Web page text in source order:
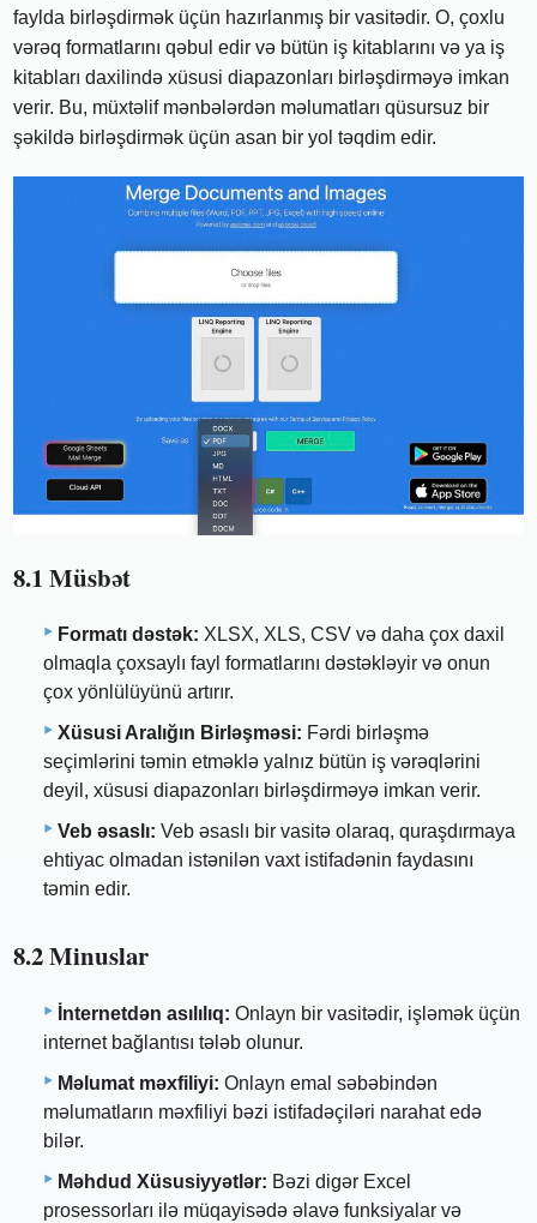
faylda birləşdirmək üçün hazırlanmış bir vasitədir. O, çoxlu
vərəq formatlarını qəbul edir və bütün iş kitablarını və ya iş
kitabları daxilində xüsusi diapazonları birləşdirməyə imkan
verir. Bu, müxtəlif mənbələrdən məlumatları qüsursuz bir
şəkildə birləşdirmək üçün asan bir yol təqdim edir.
8.1 Müsbət
Formatı dəstək: XLSX, XLS, CSV və daha çox daxil
olmaqla çoxsaylı fayl formatlarını dəstəkləyir və onun
çox yönlülüyünü artırır.
Xüsusi Aralığın Birləşməsi: Fərdi birləşmə
seçimlərini təmin etməklə yalnız bütün iş vərəqlərini
deyil, xüsusi diapazonları birləşdirməyə imkan verir.
Veb əsaslı: Veb əsaslı bir vasitə olaraq, quraşdırmaya
ehtiyac olmadan istənilən vaxt istifadənin faydasını
təmin edir.
8.2 Minuslar
İnternetdən asılılıq: Onlayn bir vasitədir, işləmək üçün
internet bağlantısı tələb olunur.
Məlumat məxfiliyi: Onlayn emal səbəbindən
məlumatların məxfiliyi bəzi istifadəçiləri narahat edə
bilər.
Məhdud Xüsusiyyətlər: Bəzi digər Excel
prosessorları ilə müqayisədə əlavə funksiyalar və